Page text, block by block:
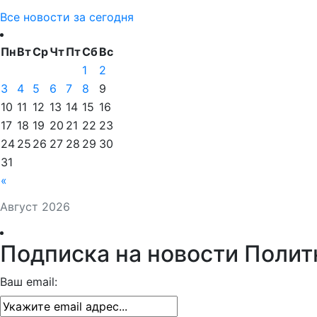
Все новости за сегодня
Август 2026
ПнВтСрЧтПтСбВс
«
1
2
3
4 5 6 7 8
9
10 11 12 13 14 15 16
17 18 19 20 21 22 23
24 25 26 27 28 29 30
31
Подписка на новости
Ваш email: